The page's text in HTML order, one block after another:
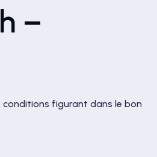
–
figurant dans le bon